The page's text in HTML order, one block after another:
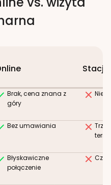
Brak, cena znana z
góry
Bez umawiania
Błyskawiczne
połączenie